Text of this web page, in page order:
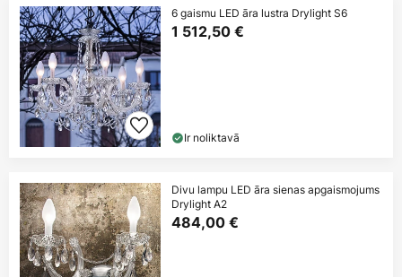
6 gaismu LED āra lustra Drylight S6
1 512,50 €
Ir noliktavā
Divu lampu LED āra sienas apgaismojums
Drylight A2
484,00 €